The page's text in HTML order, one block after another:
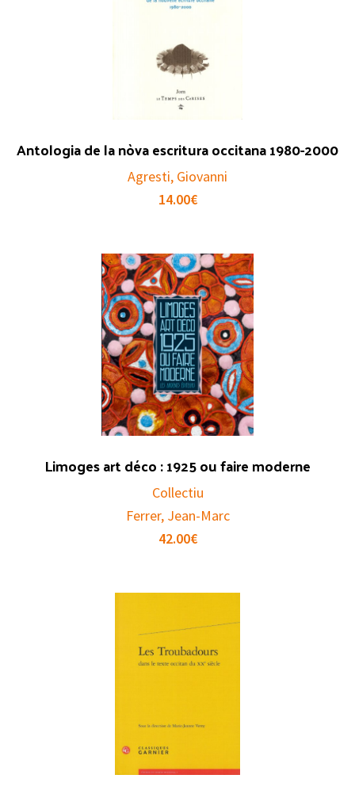
Antologia de la nòva escritura occitana 1980-2000
Agresti, Giovanni
14.00€
Limoges art déco : 1925 ou faire moderne
Collectiu
Ferrer, Jean-Marc
42.00€